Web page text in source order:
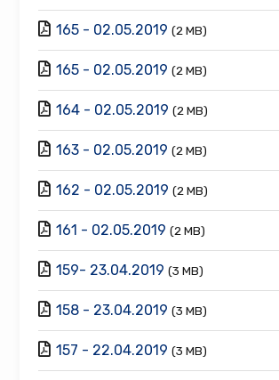
165 - 02.05.2019 (2 MB)
165 - 02.05.2019 (2 MB)
164 - 02.05.2019 (2 MB)
163 - 02.05.2019 (2 MB)
162 - 02.05.2019 (2 MB)
161 - 02.05.2019 (2 MB)
159- 23.04.2019 (3 MB)
158 - 23.04.2019 (3 MB)
157 - 22.04.2019 (3 MB)